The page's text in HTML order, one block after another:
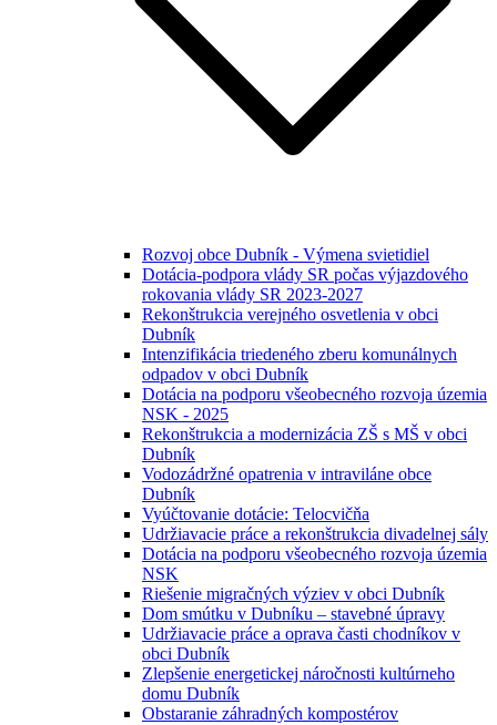
Rozvoj obce Dubník - Výmena svietidiel
Dotácia-podpora vlády SR počas výjazdového
rokovania vlády SR 2023-2027
Rekonštrukcia verejného osvetlenia v obci
Dubník
Intenzifikácia triedeného zberu komunálnych
odpadov v obci Dubník
Dotácia na podporu všeobecného rozvoja územia
NSK - 2025
Rekonštrukcia a modernizácia ZŠ s MŠ v obci
Dubník
Vodozádržné opatrenia v intraviláne obce
Dubník
Vyúčtovanie dotácie: Telocvičňa
Udržiavacie práce a rekonštrukcia divadelnej sály
Dotácia na podporu všeobecného rozvoja územia
NSK
Riešenie migračných výziev v obci Dubník
Dom smútku v Dubníku – stavebné úpravy
Udržiavacie práce a oprava časti chodníkov v
obci Dubník
Zlepšenie energetickej náročnosti kultúrneho
domu Dubník
Obstaranie záhradných kompostérov